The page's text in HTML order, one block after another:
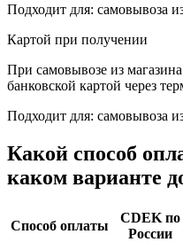
Подходит для: самовывоза
Картой при получении
При самовывозе из
банковской картой через
Подходит для: самовывоза
Какой способ
каком варианте
Способ оплаты
CDEK по
России